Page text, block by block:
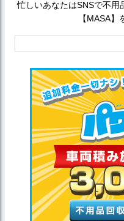
忙しいあなたはSNSで不用
【MASA】